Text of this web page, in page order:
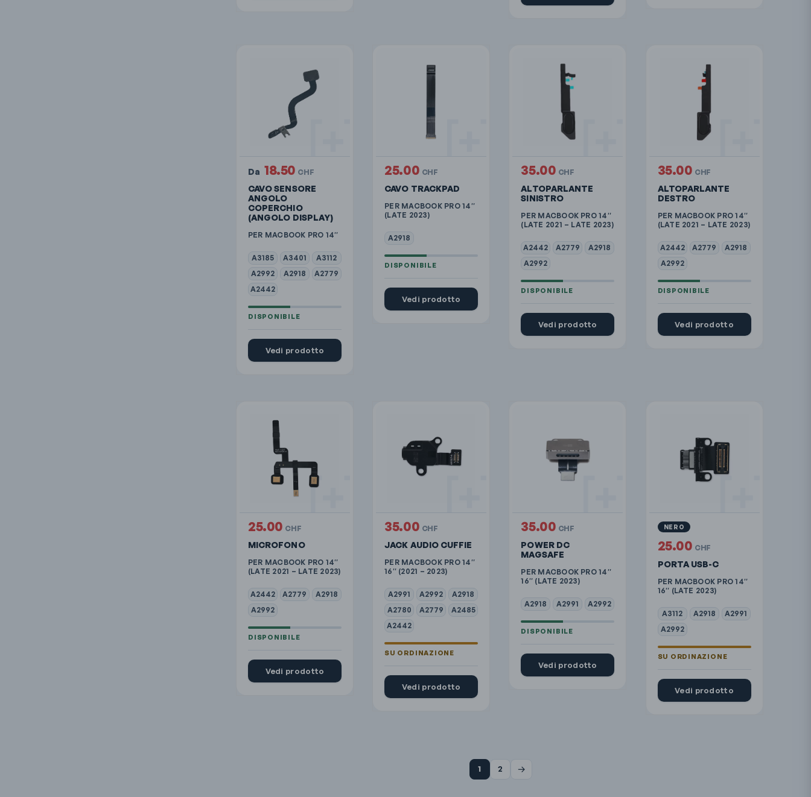
CAVO SENSORE
ANGOLO
COPERCHIO
(ANGOLO DISPLAY)
PER MACBOOK PRO 14″
A3185 A3401
A3112
A2992
A2918
A2779
A2442
Da 18.50 CHF
Vedi prodotto
CAVO TRACKPAD
PER MACBOOK PRO 14″
(LATE 2023)
A2918
25.00 CHF
Vedi prodotto
ALTOPARLANTE
SINISTRO
PER MACBOOK PRO 14″
(LATE 2021 – LATE 2023)
A2442 A2779
A2918
A2992
35.00 CHF
Vedi prodotto
ALTOPARLANTE
DESTRO
PER MACBOOK PRO 14″
(LATE 2021 – LATE 2023)
A2442 A2779
A2918
A2992
35.00 CHF
Vedi prodotto
MICROFONO
PER MACBOOK PRO 14″
(LATE 2021 – LATE 2023)
A2442 A2779
A2918
A2992
25.00 CHF
Vedi prodotto
JACK AUDIO CUFFIE
PER MACBOOK PRO 14″
16″ (2021 – 2023)
A2991 A2992
A2918
A2780
A2779
A2485
A2442
35.00 CHF
Vedi prodotto
POWER DC
MAGSAFE
PER MACBOOK PRO 14″
16″ (LATE 2023)
A2918 A2991 A2992
35.00 CHF
Vedi prodotto
PORTA USB-C
PER MACBOOK PRO 14″
16″ (LATE 2023)
A3112 A2918
A2991
A2992
NERO
25.00 CHF
Vedi prodotto
1 2 →